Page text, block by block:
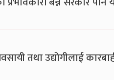
तथा उद्योगीलाई